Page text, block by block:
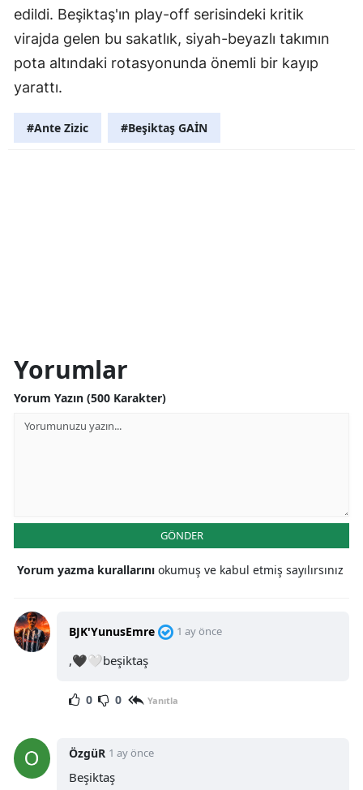
edildi. Beşiktaş'ın play-off serisindeki kritik
virajda gelen bu sakatlık, siyah-beyazlı takımın
pota altındaki rotasyonunda önemli bir kayıp
yarattı.
#Ante Zizic #Beşiktaş GAİN
Yorumlar
Yorum Yazın (500 Karakter)
GÖNDER
Yorum yazma kurallarını okumuş ve kabul etmiş sayılırsınız
BJK'YunusEmre 1 ay önce
,🖤🤍beşiktaş
0 0 Yanıtla
ÖzgüR 1 ay önce
Beşiktaş